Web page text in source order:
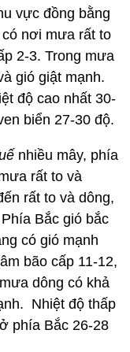
vực đồng bằng
nơi mưa rất to
2-3. Trong mưa
gió giật mạnh.
độ cao nhất 30-
biển 27-30 độ.
nhiều mây, phía
rất to và
rất to và dông,
Bắc gió bắc
có gió mạnh
bão cấp 11-12,
dông có khả
Nhiệt độ thấp
phía Bắc 26-28